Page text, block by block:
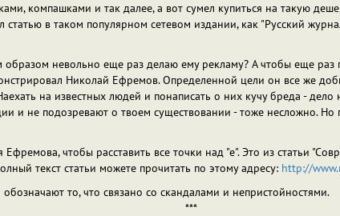
компашками и так далее, а вот сумел купиться на такую
в таком популярном сетевом издании, как "Русский
невольно еще раз делаю ему рекламу? А чтобы еще
Николай Ефремов. Определенной цели он все же
на известных людей и понаписать о них кучу бреда -
и не подозревают о твоем существовании - тоже несложно.
чтобы расставить все точки над "е". Это из статьи
текст статьи можете прочитать по этому адресу: http://
то, что связано со скандалами и непристойностями.
***